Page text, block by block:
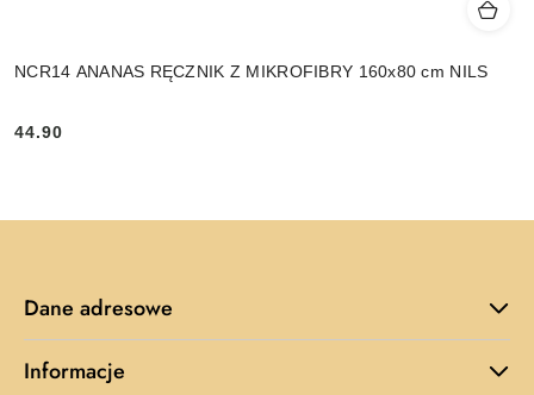
NCR14 ANANAS RĘCZNIK Z MIKROFIBRY 160x80 cm NILS
Cena:
44.90
Dane adresowe
Informacje